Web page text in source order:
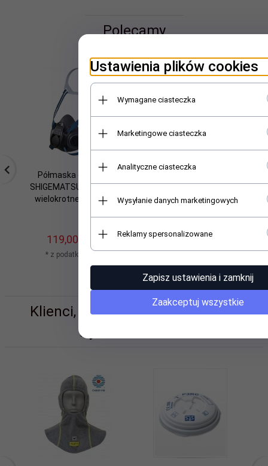
Polecamy
Półmaska ochronna
SHIGEMATSU STS RS01
wielokrotnego użytku
119,00 PLN*
* z podatkiem VAT
SHIGEMATSU STS
Sync11 z systemem
4080,00PLN*
Klienci, którzy kupili ten produkt
wybrali również...
Ustawienia plików cookies
Wymagane ciasteczka
Marketingowe ciasteczka
Analityczne ciasteczka
Wysyłanie danych marketingowych
Reklamy spersonalizowane
Zapisz ustawienia i zamknij
Zaakceptuj wszystkie